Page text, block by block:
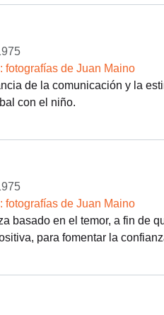
fotografías de Juan Maino
de la comunicación y la
con el niño.
fotografías de Juan Maino
basado en el temor, a fin de
para fomentar la